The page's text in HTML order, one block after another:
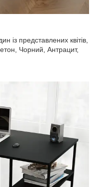
представлених квітів,
Чорний, Антрацит,